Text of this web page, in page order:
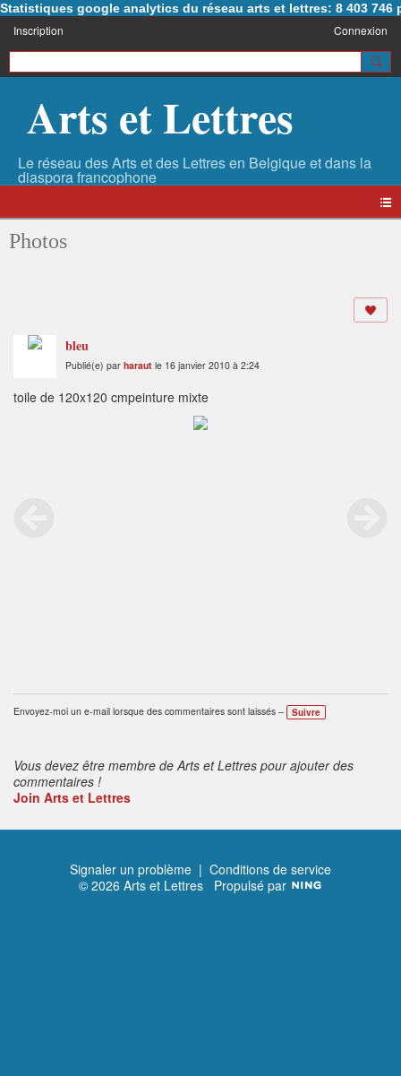
Statistiques google analytics du réseau arts et lettres: 8 403 746
Inscription Connexion
Arts et Lettres
Photos
bleu
Publié(e) par haraut le 16 janvier 2010 à 2:24
toile de 120x120 cmpeinture mixte
Envoyez-moi un e-mail lorsque des commentaires sont laissés – Suivre
Vous devez être membre de Arts et Lettres pour ajouter des
commentaires !
Join Arts et Lettres
Signaler un problème | Conditions de service
© 2026 Arts et Lettres Propulsé par